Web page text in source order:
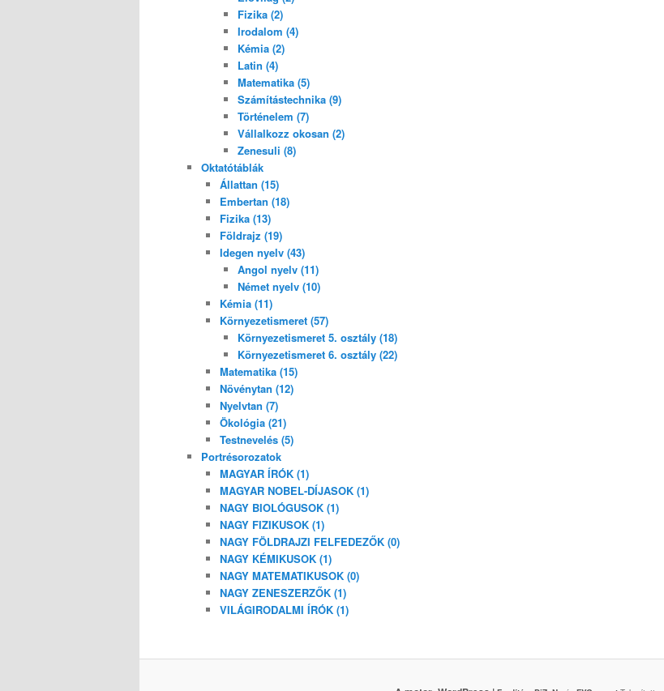
Fizika (2)
Irodalom (4)
Kémia (2)
Latin (4)
Matematika (5)
Számítástechnika (9)
Történelem (7)
Vállalkozz okosan (2)
Zenesuli (8)
Oktatótáblák
Állattan (15)
Embertan (18)
Fizika (13)
Földrajz (19)
Idegen nyelv (43)
Angol nyelv (11)
Német nyelv (10)
Kémia (11)
Környezetismeret (57)
Környezetismeret 5. osztály (18)
Környezetismeret 6. osztály (22)
Matematika (15)
Növénytan (12)
Nyelvtan (7)
Ökológia (21)
Testnevelés (5)
Portrésorozatok
MAGYAR ÍRÓK (1)
MAGYAR NOBEL-DÍJASOK (1)
NAGY BIOLÓGUSOK (1)
NAGY FIZIKUSOK (1)
NAGY FÖLDRAJZI FELFEDEZŐK (0)
NAGY KÉMIKUSOK (1)
NAGY MATEMATIKUSOK (0)
NAGY ZENESZERZŐK (1)
VILÁGIRODALMI ÍRÓK (1)